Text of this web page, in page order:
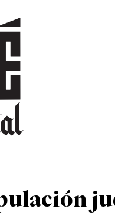
ENTRETENIMIENTO